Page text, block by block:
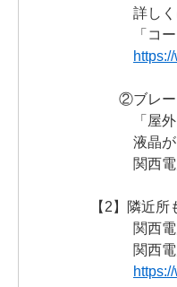
詳しくは
「コープ
②ブレーカ
「屋外電
液晶が点
関西電力
【2】隣近
関西電力
関西電力